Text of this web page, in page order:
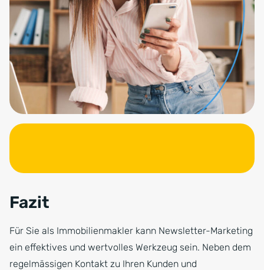
Fazit
Für Sie als Immobilienmakler kann Newsletter-Marketing
ein effektives und wertvolles Werkzeug sein. Neben dem
regelmässigen Kontakt zu Ihren Kunden und